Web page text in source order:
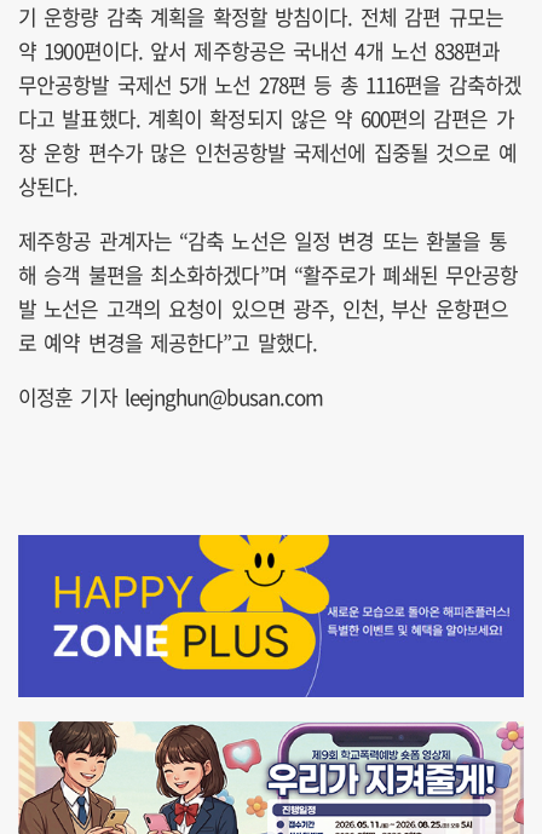
기 운항량 감축 계획을 확정할 방침이다. 전체 감편 규모는
약 1900편이다. 앞서 제주항공은 국내선 4개 노선 838편과
무안공항발 국제선 5개 노선 278편 등 총 1116편을 감축하겠
다고 발표했다. 계획이 확정되지 않은 약 600편의 감편은 가
장 운항 편수가 많은 인천공항발 국제선에 집중될 것으로 예
상된다.
제주항공 관계자는 “감축 노선은 일정 변경 또는 환불을 통
해 승객 불편을 최소화하겠다”며 “활주로가 폐쇄된 무안공항
발 노선은 고객의 요청이 있으면 광주, 인천, 부산 운항편으
로 예약 변경을 제공한다”고 말했다.
이정훈 기자 leejnghun@busan.com